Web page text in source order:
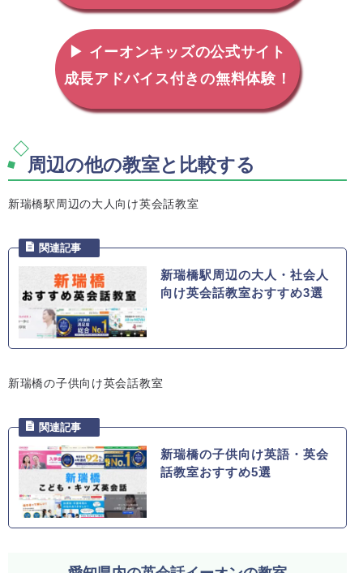
▶ イーオンキッズの公式サイト
成長アドバイス付きの無料体験！
周辺の他の教室と比較する
新瑞橋駅周辺の大人向け英会話教室
新瑞橋駅周辺の大人・社会人
向け英会話教室おすすめ3選
新瑞橋の子供向け英会話教室
新瑞橋の子供向け英語・英会
話教室おすすめ5選